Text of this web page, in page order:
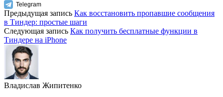
Telegram
Предыдущая запись Как восстановить пропавшие сообщения
в Тиндер: простые шаги
Следующая запись Как получить бесплатные функции в
Тиндере на iPhone
Владислав Жипитенко